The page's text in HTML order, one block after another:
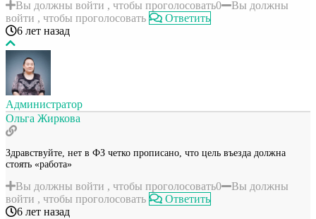
Вы должны войти , чтобы проголосовать0
Вы должны
войти , чтобы проголосовать
Ответить
6 лет назад
Администратор
Ольга Жиркова
Здравствуйте, нет в ФЗ четко прописано, что цель въезда должна
стоять «работа»
Вы должны войти , чтобы проголосовать0
Вы должны
войти , чтобы проголосовать
Ответить
6 лет назад